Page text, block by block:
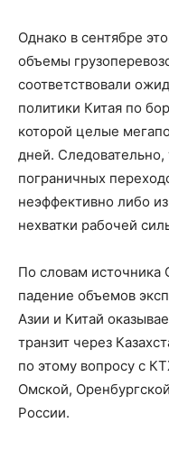
Однако в сентябре
объемы
соответствовали
политики Китая по
которой целые
дней.
пограничных
неэффективно либо
нехватки рабочей
По словам
падение объемов
Азии и Китай
транзит через
по этому вопросу с
Омской,
России.